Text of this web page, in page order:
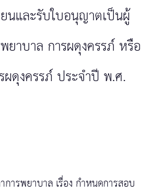
นและรับใบอนุญาตเป็นผู้
ยาบาล การผดุงครรภ์ หรือ
ผดุงครรภ์ ประจำปี พ.ศ.
ารพยาบาล เรื่อง กำหนดการสอบ